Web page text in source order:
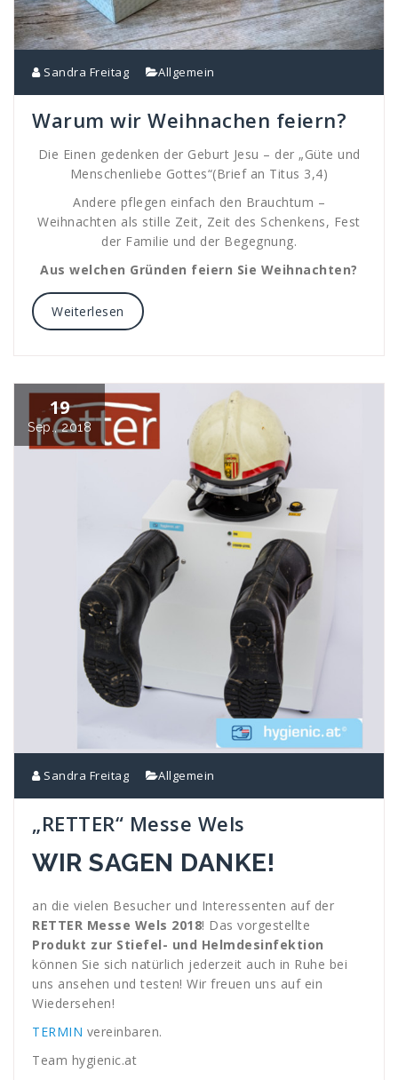
Sandra Freitag Allgemein
Warum wir Weihnachen feiern?
Die Einen gedenken der Geburt Jesu – der „Güte und
Menschenliebe Gottes“(Brief an Titus 3,4)
Andere pflegen einfach den Brauchtum –
Weihnachten als stille Zeit, Zeit des Schenkens, Fest
der Familie und der Begegnung.
Aus welchen Gründen feiern Sie Weihnachten?
Weiterlesen
19
Sep., 2018
Sandra Freitag Allgemein
„RETTER“ Messe Wels
WIR SAGEN DANKE!
an die vielen Besucher und Interessenten auf der
RETTER Messe Wels 2018! Das vorgestellte
Produkt zur Stiefel- und Helmdesinfektion
können Sie sich natürlich jederzeit auch in Ruhe bei
uns ansehen und testen! Wir freuen uns auf ein
Wiedersehen!
TERMIN vereinbaren.
Team hygienic.at